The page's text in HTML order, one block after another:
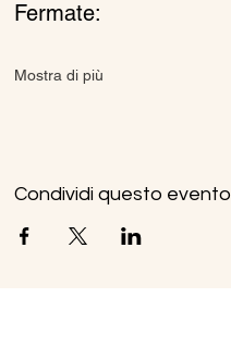
Fermate:
Mostra di più
Condividi questo evento